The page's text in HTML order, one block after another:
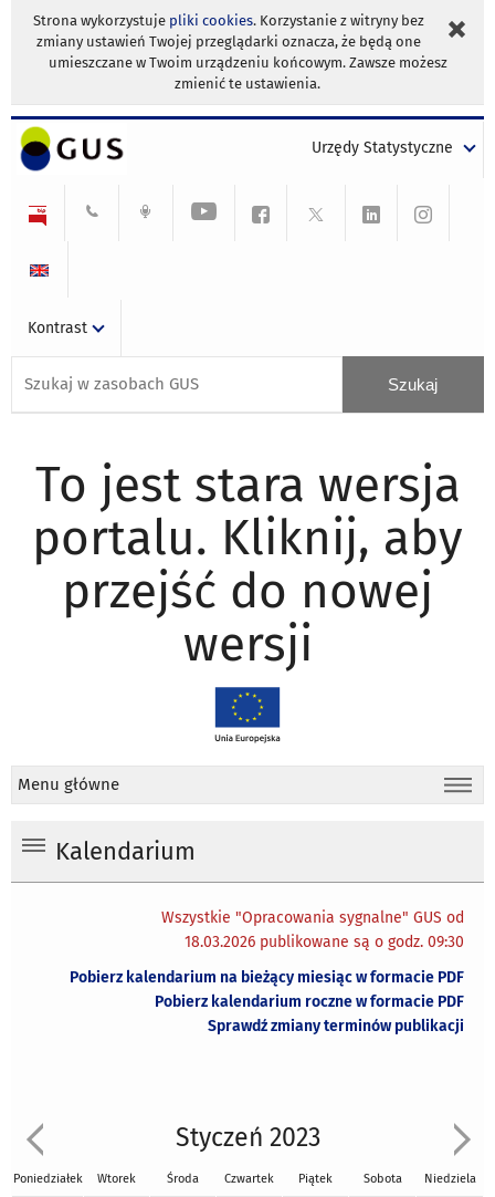
Strona wykorzystuje pliki cookies. Korzystanie z witryny bez
zmiany ustawień Twojej przeglądarki oznacza, że będą one
umieszczane w Twoim urządzeniu końcowym. Zawsze możesz
zmienić te ustawienia.
Urzędy Statystyczne
Kontrast
To jest stara wersja
portalu. Kliknij, aby
przejść do nowej
wersji
Menu główne
Kalendarium
Wszystkie "Opracowania sygnalne" GUS od
18.03.2026 publikowane są o godz. 09:30
Pobierz kalendarium na bieżący miesiąc w formacie PDF
Pobierz kalendarium roczne w formacie PDF
Sprawdź zmiany terminów publikacji
Styczeń 2023
Poniedziałek Wtorek Środa Czwartek Piątek Sobota Niedziela